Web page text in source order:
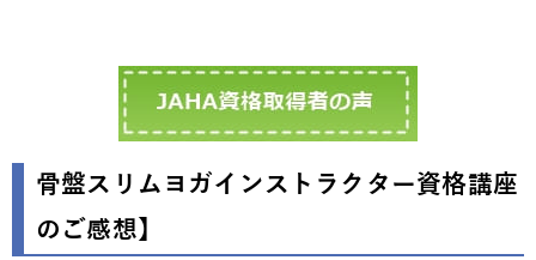
骨盤スリムヨガインストラクター資格講座
のご感想】